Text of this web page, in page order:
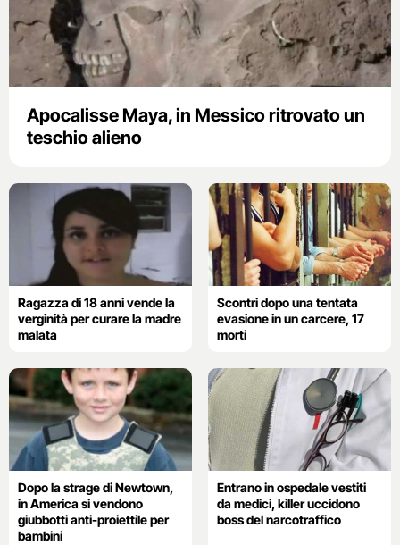
Apocalisse Maya, in Messico ritrovato un
teschio alieno
Ragazza di 18 anni vende la
verginità per curare la madre
malata
Scontri dopo una tentata
evasione in un carcere, 17
morti
Dopo la strage di Newtown,
in America si vendono
giubbotti anti-proiettile per
bambini
Entrano in ospedale vestiti
da medici, killer uccidono
boss del narcotraffico